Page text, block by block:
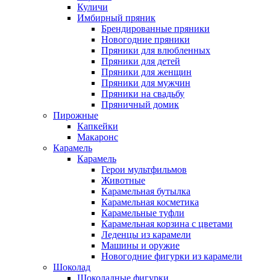
Куличи
Имбирный пряник
Брендированные пряники
Новогодние пряники
Пряники для влюбленных
Пряники для детей
Пряники для женщин
Пряники для мужчин
Пряники на свадьбу
Пряничный домик
Пирожные
Капкейки
Макаронс
Карамель
Карамель
Герои мультфильмов
Животные
Карамельная бутылка
Карамельная косметика
Карамельные туфли
Карамельная корзина с цветами
Леденцы из карамели
Машины и оружие
Новогодние фигурки из карамели
Шоколад
Шоколадные фигурки